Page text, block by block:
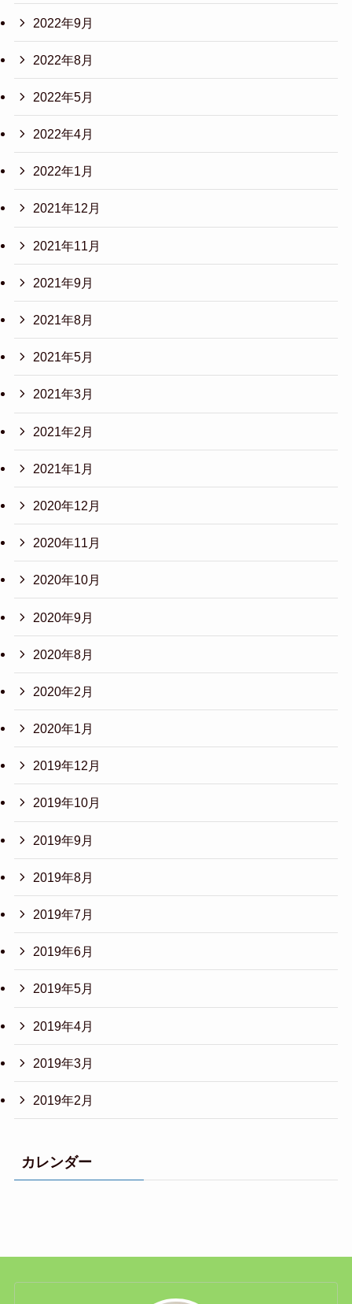
2022年9月
2022年8月
2022年5月
2022年4月
2022年1月
2021年12月
2021年11月
2021年9月
2021年8月
2021年5月
2021年3月
2021年2月
2021年1月
2020年12月
2020年11月
2020年10月
2020年9月
2020年8月
2020年2月
2020年1月
2019年12月
2019年10月
2019年9月
2019年8月
2019年7月
2019年6月
2019年5月
2019年4月
2019年3月
2019年2月
カレンダー